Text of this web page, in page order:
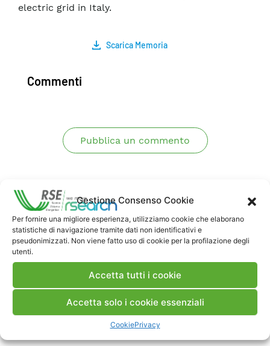
Gestione Consenso Cookie
Per fornire una migliore esperienza, utilizziamo cookie che elaborano
statistiche di navigazione tramite dati non identificativi e
pseudonimizzati. Non viene fatto uso di cookie per la profilazione degli
utenti.
Accetta tutti i cookie
Accetta solo i cookie essenziali
CookiePrivacy
electric grid in Italy.
Scarica Memoria
Commenti
Pubblica un commento
Note Legali
Dove siamo